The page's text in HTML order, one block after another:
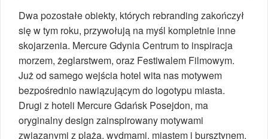
Dwa pozostałe obiekty, których rebranding zakończył
się w tym roku, przywołują na myśl kompletnie inne
skojarzenia. Mercure Gdynia Centrum to inspiracja
morzem, żeglarstwem, oraz Festiwalem Filmowym.
Już od samego wejścia hotel wita nas motywem
bezpośrednio nawiązującym do logotypu miasta.
Drugi z hoteli Mercure Gdańsk Posejdon, ma
oryginalny design zainspirowany motywami
związanymi z plażą, wydmami, miastem i bursztynem.